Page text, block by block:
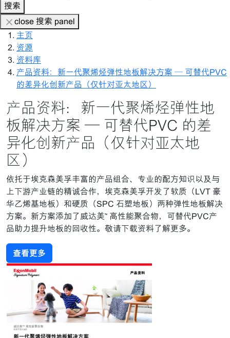
搜索
close 搜索 panel
主页
资源
资料库
产品资料：新一代聚烯烃弹性地板解决方案 — 可替代PVC
的差异化创新产品（仅针对亚太地区）
产品资料：新一代聚烯烃弹性地
板解决方案 — 可替代PVC 的差
异化创新产品（仅针对亚太地
区）
依托于埃克森美孚丰富的产品组合、专业的配方知识以及与
上下游产业链的精诚合作，埃克森美孚开发了软质（LVT 豪
华乙烯基地板）和硬质（SPC 石塑地板）两种弹性地板解决
方案。新方案添加了威达美™ 高性能聚合物，可替代PVC产
品助力提升地板的回收性。敬请下载资料了解更多。
查看更多